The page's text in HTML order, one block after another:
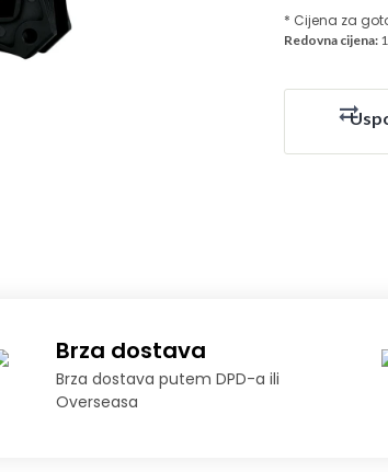
* Cijena za
Redovna cijena:
Brza dostava
Brza dostava putem DPD-a ili
Overseasa